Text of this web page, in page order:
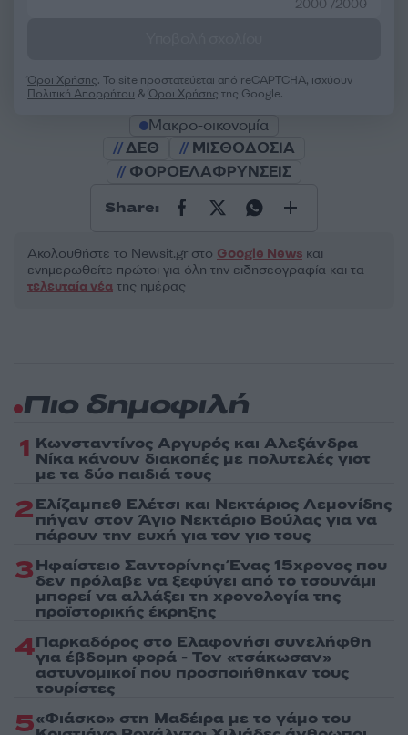
2000 /2000
Όροι Χρήσης. Το site προστατεύεται από reCAPTCHA, ισχύουν
Πολιτική Απορρήτου &Όροι Χρήσης της Google.
Μακρο-οικονομία
ΔΕΘ
ΜΙΣΘΟΔΟΣΙΑ
ΦΟΡΟΕΛΑΦΡΥΝΣΕΙΣ
Share:
Ακολουθήστε το Νewsit.gr στο Google News και
ενημερωθείτε πρώτοι για όλη την ειδησεογραφία και τα
τελευταία νέα της ημέρας
Πιο δημοφιλή
1 Κωνσταντίνος Αργυρός και Αλεξάνδρα
Νίκα κάνουν διακοπές με πολυτελές γιοτ
με τα δύο παιδιά τους
2Ελίζαμπεθ Ελέτσι και Νεκτάριος Λεμονίδης
πήγαν στον Άγιο Νεκτάριο Βούλας για να
πάρουν την ευχή για τον γιο τους
3Ηφαίστειο Σαντορίνης: Ένας 15χρονος που
δεν πρόλαβε να ξεφύγει από το τσουνάμι
μπορεί να αλλάξει τη χρονολογία της
προϊστορικής έκρηξης
4Παρκαδόρος στο Ελαφονήσι συνελήφθη
για έβδομη φορά - Τον «τσάκωσαν»
αστυνομικοί που προσποιήθηκαν τους
τουρίστες
5«Φιάσκο» στη Μαδέιρα με το γάμο του